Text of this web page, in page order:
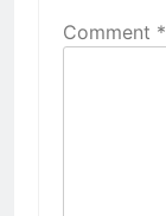
Comment *